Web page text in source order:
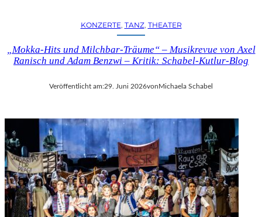
KONZERTE, TANZ, THEATER
„Mokka-Hits und Milchbar-Träume“ – Musikrevue von Axel
Ranisch und Adam Benzwi – Kritik: Schabel-Kutlur-Blog
Veröffentlicht am:29. Juni 2026von Michaela Schabel